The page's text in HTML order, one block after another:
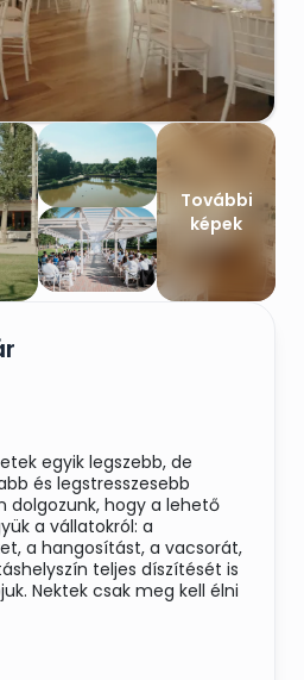
További
képek
egyik legszebb, de
és legstresszesebb
dolgozunk, hogy a lehető
a vállatokról: a
a hangosítást, a vacsorát,
teljes díszítését is
Nektek csak meg kell élni